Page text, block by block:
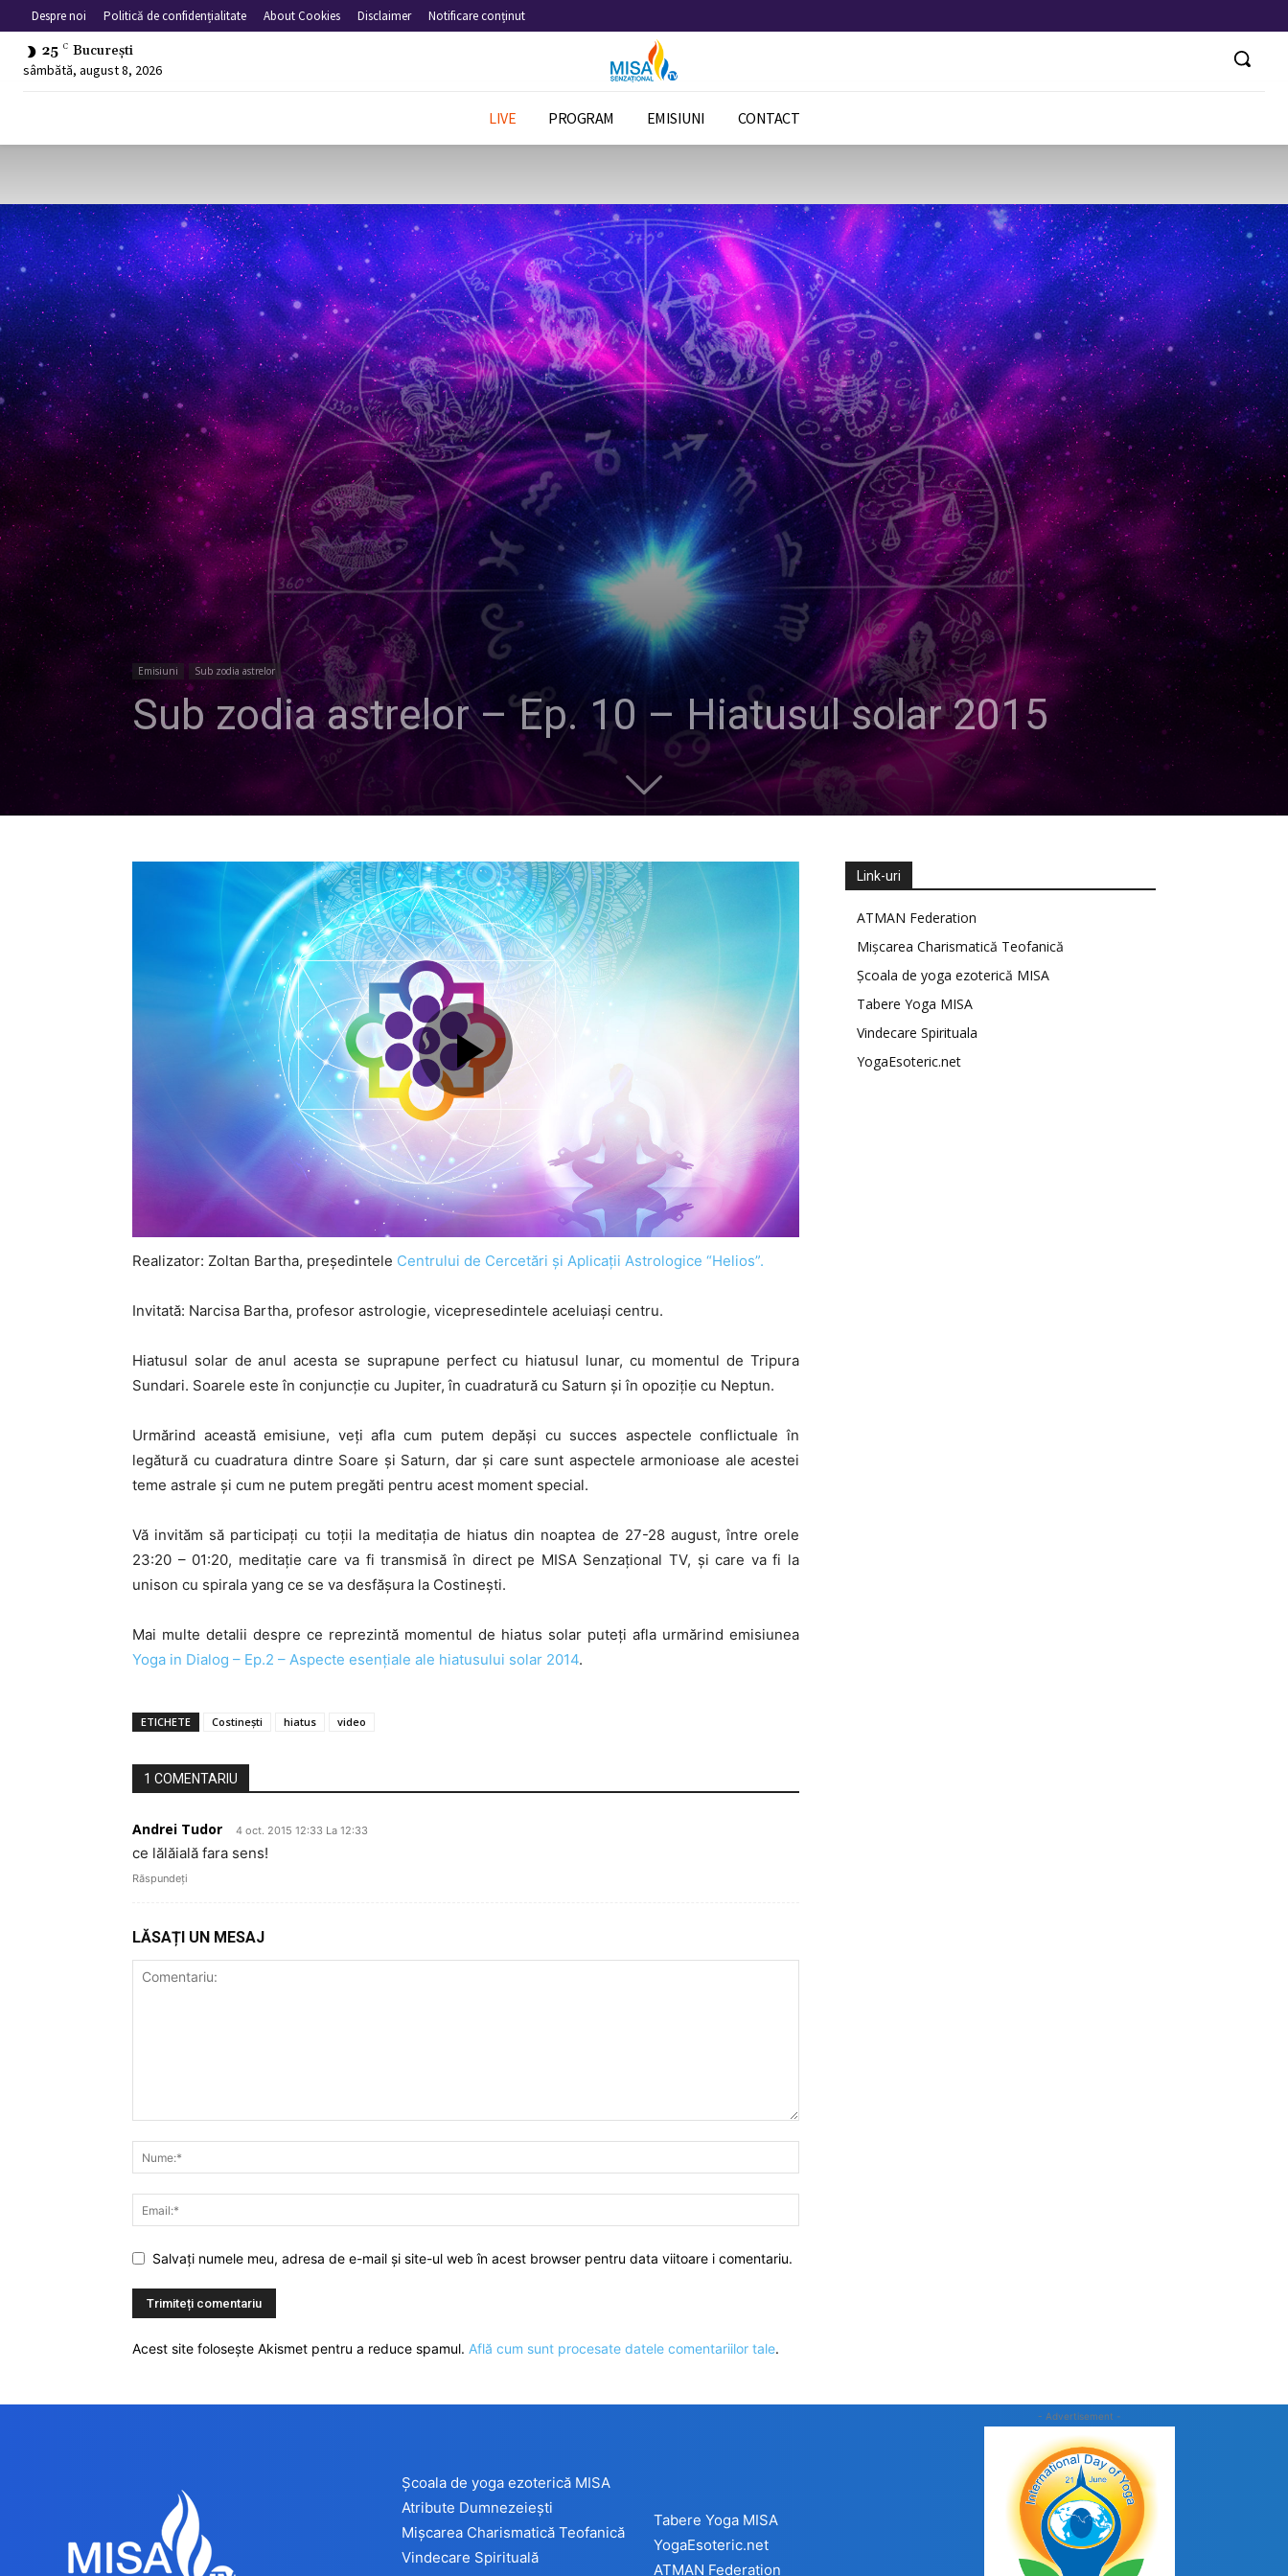
Despre noi Politică de confidențialitate About Cookies Disclaimer Notificare conținut
25 C București
sâmbătă, august 8, 2026
LIVE PROGRAM EMISIUNI CONTACT
Emisiuni Sub zodia astrelor
Sub zodia astrelor – Ep. 10 – Hiatusul solar 2015
Realizator: Zoltan Bartha, preşedintele Centrului de Cercetări şi Aplicaţii Astrologice “Helios”.
Invitată: Narcisa Bartha, profesor astrologie, vicepresedintele aceluiaşi centru.
Hiatusul solar de anul acesta se suprapune perfect cu hiatusul lunar, cu momentul de Tripura
Sundari. Soarele este în conjuncţie cu Jupiter, în cuadratură cu Saturn şi în opoziţie cu Neptun.
Urmărind această emisiune, veţi afla cum putem depăşi cu succes aspectele conflictuale în
legătură cu cuadratura dintre Soare şi Saturn, dar şi care sunt aspectele armonioase ale acestei
teme astrale şi cum ne putem pregăti pentru acest moment special.
Vă invităm să participaţi cu toţii la meditaţia de hiatus din noaptea de 27-28 august, între orele
23:20 – 01:20, meditaţie care va fi transmisă în direct pe MISA Senzaţional TV, şi care va fi la
unison cu spirala yang ce se va desfăşura la Costineşti.
Mai multe detalii despre ce reprezintă momentul de hiatus solar puteți afla urmărind emisiunea
Yoga in Dialog – Ep.2 – Aspecte esenţiale ale hiatusului solar 2014.
ETICHETE Costinești hiatus video
1 COMENTARIU
Andrei Tudor 4 oct. 2015 12:33 La 12:33
ce lălăială fara sens!
Răspundeți
LĂSAȚI UN MESAJ
Salvați numele meu, adresa de e-mail și site-ul web în acest browser pentru data viitoare i comentariu.
Acest site folosește Akismet pentru a reduce spamul. Află cum sunt procesate datele comentariilor tale.
Link-uri
ATMAN Federation
Mișcarea Charismatică Teofanică
Școala de yoga ezoterică MISA
Tabere Yoga MISA
Vindecare Spirituala
YogaEsoteric.net
Școala de yoga ezoterică MISA
Atribute Dumnezeiești
Mișcarea Charismatică Teofanică
Vindecare Spirituală
Tabere Yoga MISA
YogaEsoteric.net
ATMAN Federation
- Advertisement -